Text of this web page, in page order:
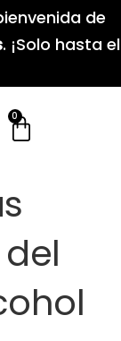
de
. ¡Solo hasta el
0